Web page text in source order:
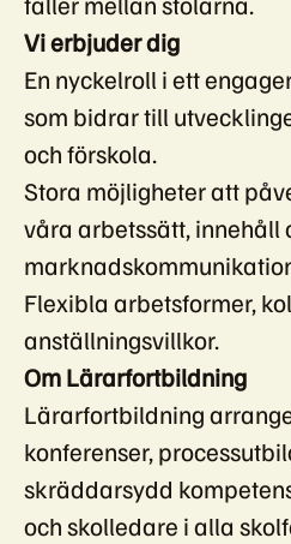
Vi erbjuder dig
En nyckelroll i ett
som bidrar till
och förskola.
Stora möjligheter att
våra arbetssätt, innehåll
Flexibla arbetsformer,
anställningsvillkor.
Om Lärarfortbildning
Lärarfortbildning
konferenser,
skräddarsydd
och skolledare i alla